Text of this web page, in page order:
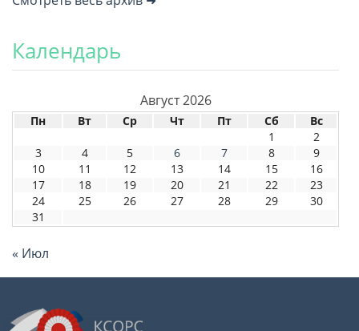
Календарь
Август 2026
Пн Вт Ср Чт Пт Сб
Вс
1
2
3
4 5 6 7 8
9
10
11 12 13 14 15
16
17
18 19 20 21 22
23
24
25 26 27 28 29
30
31
« Июл